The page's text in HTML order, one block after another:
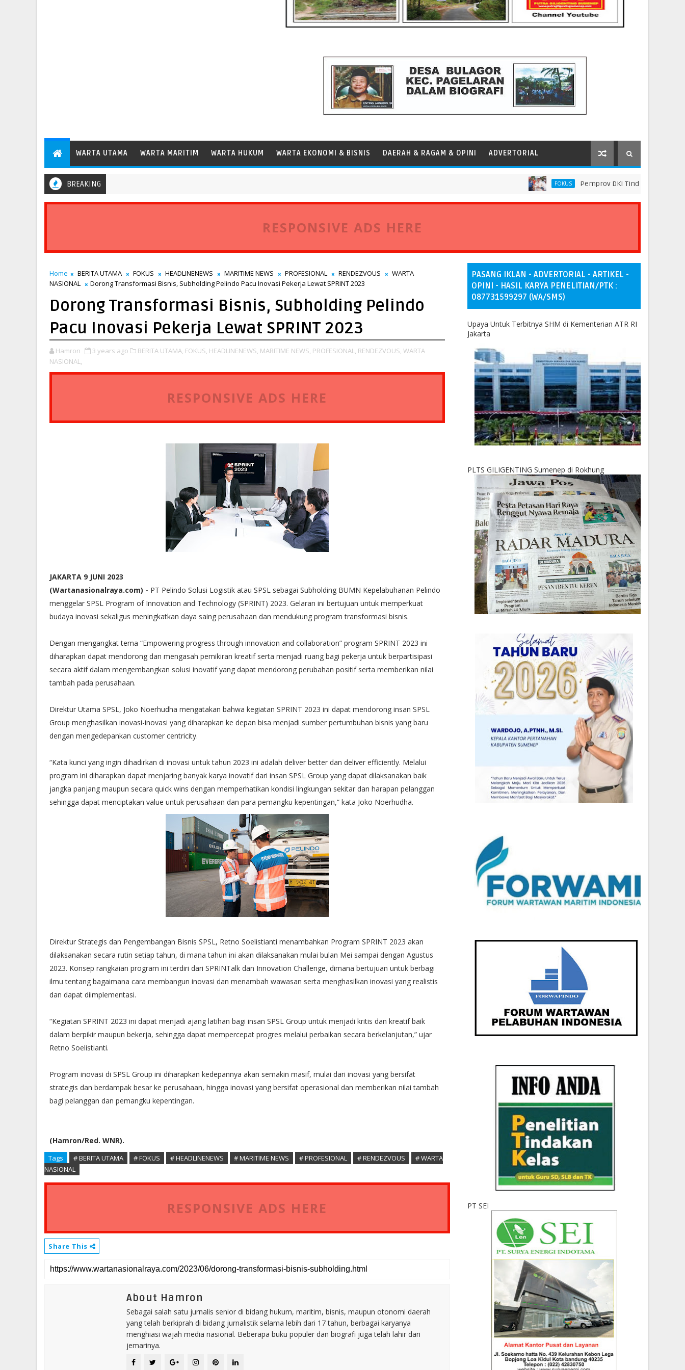
WARTA UTAMA WARTA MARITIM WARTA HUKUM WARTA EKONOMI & BISNIS DAERAH & RAGAM & OPINI ADVERTORIAL
BREAKING FOKUS Pemprov DKI Tindak Seluruh Rantai
RESPONSIVE ADS HERE
Home BERITA UTAMA FOKUS HEADLINENEWS MARITIME NEWS PROFESIONAL RENDEZVOUS
WARTA
NASIONAL
Dorong Transformasi Bisnis, Subholding Pelindo Pacu Inovasi Pekerja Lewat SPRINT 2023
Dorong Transformasi Bisnis, Subholding Pelindo
Pacu Inovasi Pekerja Lewat SPRINT 2023
Hamron 3 years ago BERITA UTAMA, FOKUS, HEADLINENEWS, MARITIME NEWS, PROFESIONAL, RENDEZVOUS, WARTA
NASIONAL,
RESPONSIVE ADS HERE
JAKARTA 9 JUNI 2023
(Wartanasionalraya.com) - PT Pelindo Solusi Logistik atau SPSL sebagai Subholding BUMN Kepelabuhanan Pelindo
menggelar SPSL Program of Innovation and Technology (SPRINT) 2023. Gelaran ini bertujuan untuk memperkuat
budaya inovasi sekaligus meningkatkan daya saing perusahaan dan mendukung program transformasi bisnis.
Dengan mengangkat tema “Empowering progress through innovation and collaboration” program SPRINT 2023 ini
diharapkan dapat mendorong dan mengasah pemikiran kreatif serta menjadi ruang bagi pekerja untuk berpartisipasi
secara aktif dalam mengembangkan solusi inovatif yang dapat mendorong perubahan positif serta memberikan nilai
tambah pada perusahaan.
Direktur Utama SPSL, Joko Noerhudha mengatakan bahwa kegiatan SPRINT 2023 ini dapat mendorong insan SPSL
Group menghasilkan inovasi-inovasi yang diharapkan ke depan bisa menjadi sumber pertumbuhan bisnis yang baru
dengan mengedepankan customer centricity.
“Kata kunci yang ingin dihadirkan di inovasi untuk tahun 2023 ini adalah deliver better dan deliver efficiently. Melalui
program ini diharapkan dapat menjaring banyak karya inovatif dari insan SPSL Group yang dapat dilaksanakan baik
jangka panjang maupun secara quick wins dengan memperhatikan kondisi lingkungan sekitar dan harapan pelanggan
sehingga dapat menciptakan value untuk perusahaan dan para pemangku kepentingan,“ kata Joko Noerhudha.
Direktur Strategis dan Pengembangan Bisnis SPSL, Retno Soelistianti menambahkan Program SPRINT 2023 akan
dilaksanakan secara rutin setiap tahun, di mana tahun ini akan dilaksanakan mulai bulan Mei sampai dengan Agustus
2023. Konsep rangkaian program ini terdiri dari SPRINTalk dan Innovation Challenge, dimana bertujuan untuk berbagi
ilmu tentang bagaimana cara membangun inovasi dan menambah wawasan serta menghasilkan inovasi yang realistis
dan dapat diimplementasi.
“Kegiatan SPRINT 2023 ini dapat menjadi ajang latihan bagi insan SPSL Group untuk menjadi kritis dan kreatif baik
dalam berpikir maupun bekerja, sehingga dapat mempercepat progres melalui perbaikan secara berkelanjutan,” ujar
Retno Soelistianti.
Program inovasi di SPSL Group ini diharapkan kedepannya akan semakin masif, mulai dari inovasi yang bersifat
strategis dan berdampak besar ke perusahaan, hingga inovasi yang bersifat operasional dan memberikan nilai tambah
bagi pelanggan dan pemangku kepentingan.
(Hamron/Red. WNR).
Tags # BERITA UTAMA # FOKUS # HEADLINENEWS # MARITIME NEWS # PROFESIONAL # RENDEZVOUS
# WARTA
NASIONAL
RESPONSIVE ADS HERE
Share This
About Hamron
Sebagai salah satu jurnalis senior di bidang hukum, maritim, bisnis, maupun otonomi daerah
yang telah berkiprah di bidang jurnalistik selama lebih dari 17 tahun, berbagai karyanya
menghiasi wajah media nasional. Beberapa buku populer dan biografi juga telah lahir dari
jemarinya.
PASANG IKLAN - ADVERTORIAL - ARTIKEL -
OPINI - HASIL KARYA PENELITIAN/PTK :
087731599297 (WA/SMS)
Upaya Untuk Terbitnya SHM di Kementerian ATR RI
Jakarta
PLTS GILIGENTING Sumenep di Rokhung
PT SEI